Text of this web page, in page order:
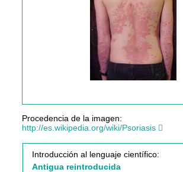
Procedencia de la imagen:
http://es.wikipedia.org/wiki/Psoriasis
Introducción al lenguaje científico:
Antigua reintroducida